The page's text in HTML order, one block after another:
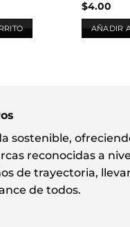
$4.00
AÑADIR
sostenible,
reconocidas a
de trayectoria,
de todos.